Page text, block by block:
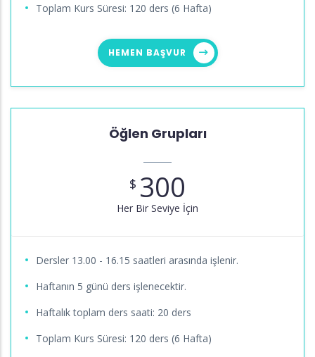
Toplam Kurs Süresi: 120 ders (6 Hafta)
HEMEN BAŞVUR
Öğlen Grupları
$ 300
Her Bir Seviye İçin
Dersler 13.00 - 16.15 saatleri arasında işlenir.
Haftanın 5 günü ders işlenecektir.
Haftalık toplam ders saati: 20 ders
Toplam Kurs Süresi: 120 ders (6 Hafta)